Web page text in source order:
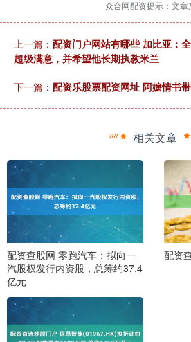
众合网配资提示：文章
上一篇： 配资门户网站有哪些 加比亚：
超级满意，并希望他长期执教米兰
下一篇： 配资乐股票配资网址 阿嬷情书
相关文章
配资查股网 零跑汽车：拟向一
汽股权发行内资股，总筹约37.4
亿元
配资